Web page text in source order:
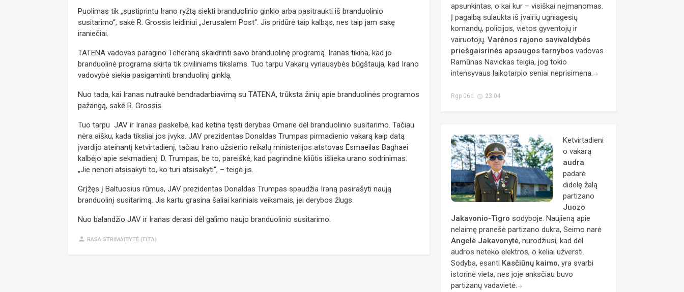
Puolimas tik „sustiprintų Irano ryžtą siekti branduolinio ginklo arba pasitraukti iš branduolinio
susitarimo“, sakė R. Grossis leidiniui „Jerusalem Post“. Jis pridūrė taip kalbąs, nes taip jam sakę
iraniečiai.
TATENA vadovas paragino Teheraną skaidrinti savo branduolinę programą. Iranas tikina, kad jo
branduolinė programa skirta tik civiliniams tikslams. Tuo tarpu Vakarų vyriausybės būgštauja, kad Irano
vadovybė siekia pasigaminti branduolinį ginklą.
Nuo tada, kai Iranas nutraukė bendradarbiavimą su TATENA, trūksta žinių apie branduolinės programos
pažangą, sakė R. Grossis.
Tuo tarpu JAV ir Iranas paskelbė, kad ketina tęsti derybas Omane dėl branduolinio susitarimo. Tačiau
nėra aišku, kada tiksliai jos įvyks. JAV prezidentas Donaldas Trumpas pirmadienio vakarą kaip datą
įvardijo ateinantį ketvirtadienį, tačiau Irano užsienio reikalų ministerijos atstovas Esmaeilas Baghaei
kalbėjo apie sekmadienį. D. Trumpas, be to, pareiškė, kad pagrindinė kliūtis išlieka urano sodrinimas.
„Jie nenori atsisakyti to, ko turi atsisakyti“, – teigė jis.
Grįžęs į Baltuosius rūmus, JAV prezidentas Donaldas Trumpas spaudžia Iraną pasirašyti naują
branduolinį susitarimą. Jis kartu grasina šaliai kariniais veiksmais, jei derybos žlugs.
Nuo balandžio JAV ir Iranas derasi dėl galimo naujo branduolinio susitarimo.
person RASA STRIMAITYTĖ (ELTA)
apsunkintas, o kai kur – visiškai neįmanomas.
Į pagalbą sulaukta iš įvairių ugniagesių
komandų, policijos, vietos gyventojų ir
vairuotojų.Varėnos rajono savivaldybės
priešgaisrinės apsaugos tarnybos vadovas
Ramūnas Navickas teigia, jog tokio
intensyvaus laikotarpio seniai neprisimena. arrow_forward
Rgp 06d. access_time 23:04
Ketvirtadieni
o vakarą
audra
padarė
didelę žalą
partizano
Juozo
Jakavonio-Tigro sodyboje. Naujieną apie
nelaimę pranešė partizano dukra, Seimo narė
Angelė Jakavonytė, nurodžiusi, kad dėl
audros neteko elektros, o keliai užversti.
Sodyba, esanti Kasčiūnų kaimo, yra svarbi
istorinė vieta, nes joje anksčiau buvo
partizanų vadavietė. arrow_forward